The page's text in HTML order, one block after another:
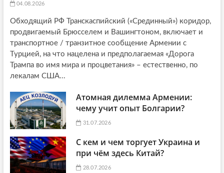
04.08.2026
Обходящий РФ Транскаспийский («Срединный») коридор,
продвигаемый Брюсселем и Вашингтоном, включает и
транспортное / транзитное сообщение Армении с
Турцией, на что нацелена и предполагаемая «Дорога
Трампа во имя мира и процветания» – естественно, по
лекалам США...
Атомная дилемма Армении:
чему учит опыт Болгарии?
31.07.2026
С кем и чем торгует Украина и
при чём здесь Китай?
28.07.2026